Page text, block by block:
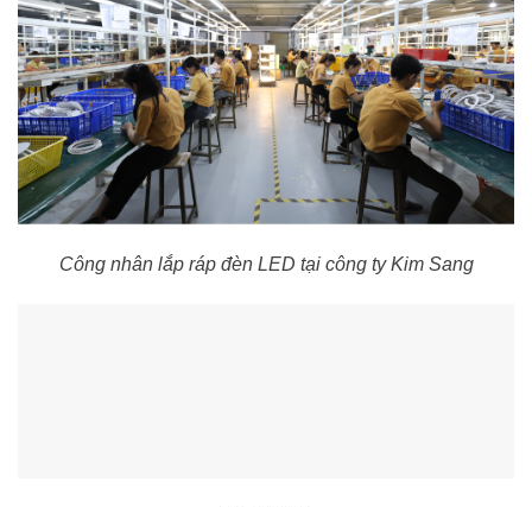
Công nhân lắp ráp đèn LED tại công ty Kim Sang